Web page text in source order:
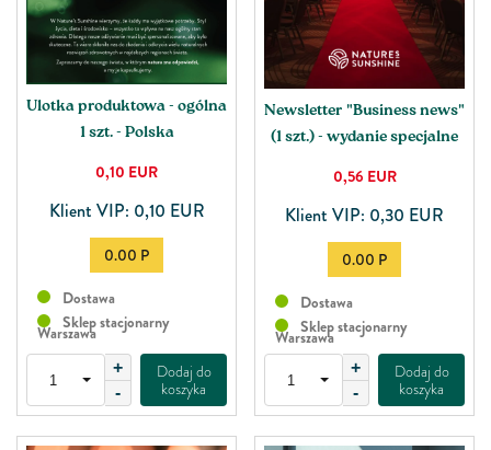
Ulotka produktowa - ogólna
1 szt. - Polska
0,10 EUR
Klient VIP: 0,10 EUR
0.00 P
Dostawa
Sklep stacjonarny
Warszawa
+
-
Dodaj do
koszyka
Newsletter "Business news"
(1 szt.) - wydanie specjalne
0,56 EUR
Klient VIP: 0,30 EUR
0.00 P
Dostawa
Sklep stacjonarny
Warszawa
+
-
Dodaj do
koszyka